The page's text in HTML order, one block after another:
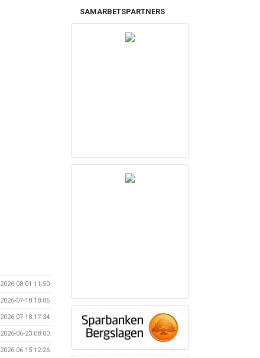
2026-08-01 11:50
2026-07-18 18:06
2026-07-18 17:34
2026-06-23 08:00
2026-06-15 12:26
SAMARBETSPARTNERS